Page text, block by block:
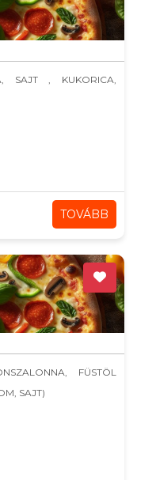
SAJT , KUKORICA,
TOVÁBB
FÜSTÖL
SAJT)